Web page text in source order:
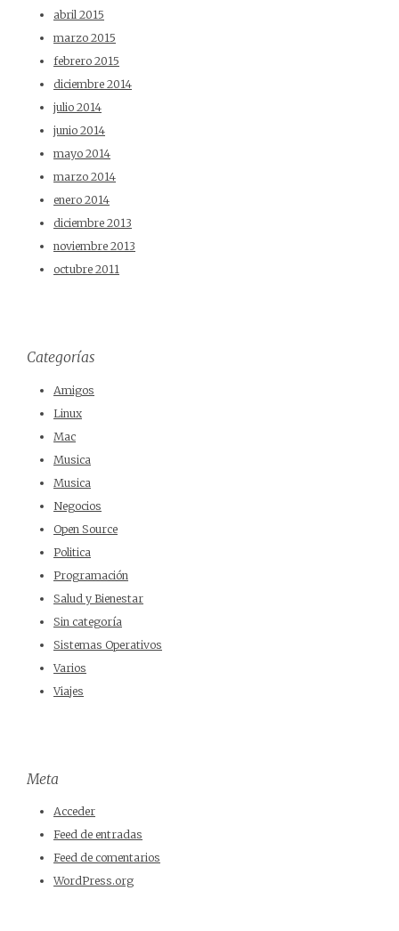
abril 2015
marzo 2015
febrero 2015
diciembre 2014
julio 2014
junio 2014
mayo 2014
marzo 2014
enero 2014
diciembre 2013
noviembre 2013
octubre 2011
Categorías
Amigos
Linux
Mac
Musica
Musica
Negocios
Open Source
Politica
Programación
Salud y Bienestar
Sin categoría
Sistemas Operativos
Varios
Viajes
Meta
Acceder
Feed de entradas
Feed de comentarios
WordPress.org